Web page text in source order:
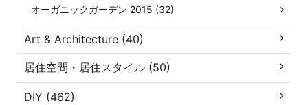
オーガニックガーデン 2015 (32)
Art & Architecture (40)
居住空間・居住スタイル (50)
DIY (462)